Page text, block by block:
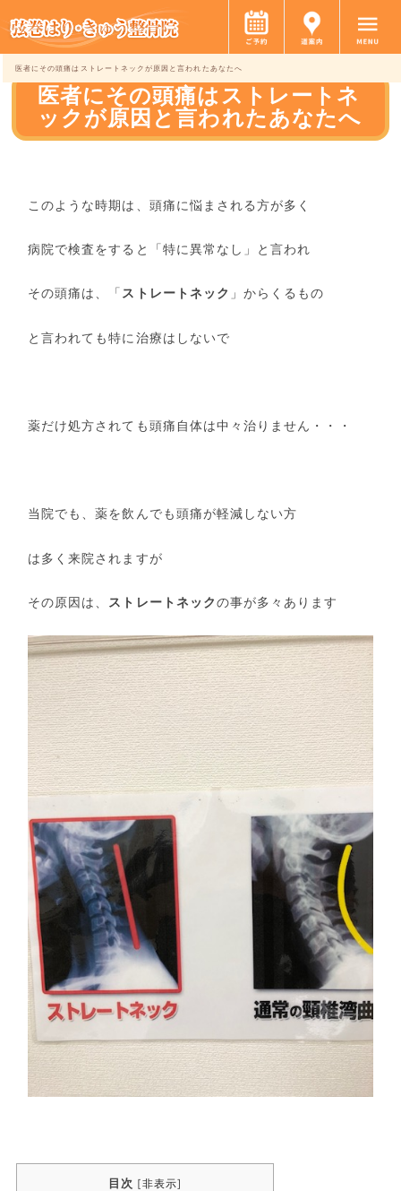
医者にその頭痛はストレートネックが原因と言われたあなたへ
医者にその頭痛はストレートネ
ックが原因と言われたあなたへ
このような時期は、頭痛に悩まされる方が多く
病院で検査をすると「特に異常なし」と言われ
その頭痛は、「 ストレートネック 」からくるもの
と言われても特に治療はしないで
薬だけ処方されても頭痛自体は中々治りません・・・
当院でも、薬を飲んでも頭痛が軽減しない方
は多く来院されますが
その原因は、 ストレートネックの事が多々あります
目次 [非表示]